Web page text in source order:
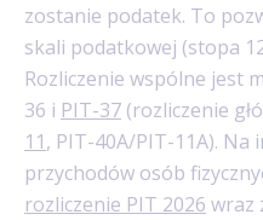
zostanie podatek. To
skali podatkowej (stopa
Rozliczenie wspólne jest
36 i PIT-37 (rozliczenie
11, PIT-40A/PIT-11A). Na
przychodów osób
rozliczenie PIT 2026 wraz